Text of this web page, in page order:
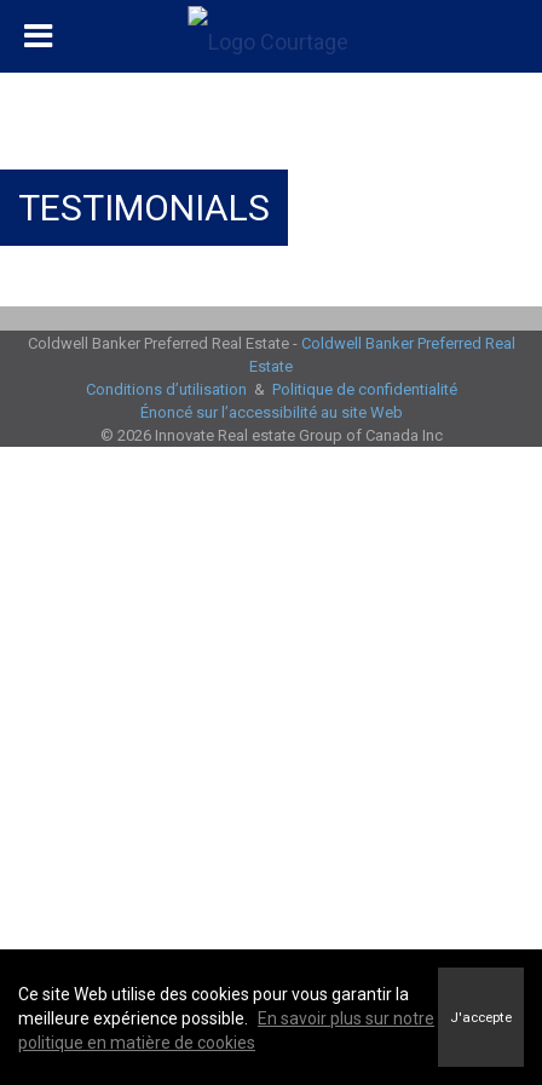
TESTIMONIALS
Coldwell Banker Preferred Real Estate - Coldwell Banker Preferred Real
Estate
Conditions d’utilisation & Politique de confidentialité
Énoncé sur l’accessibilité au site Web
© 2026 Innovate Real estate Group of Canada Inc
Ce site Web utilise des cookies pour vous garantir la
meilleure expérience possible.
En savoir plus sur notre
politique en matière de cookies
J'accepte